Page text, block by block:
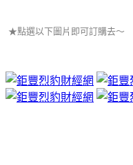
★點選以下圖片即可訂購去～